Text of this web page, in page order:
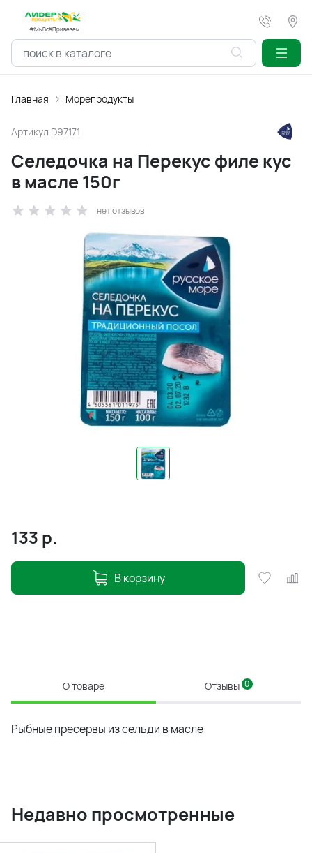
#МыВсёПривезем
Главная Морепродукты
Артикул D97171
Селедочка на Перекус филе кус
в масле 150г
нет отзывов
133 р.
В корзину
О товаре Отзывы 0
Рыбные пресервы из сельди в масле
Недавно просмотренные